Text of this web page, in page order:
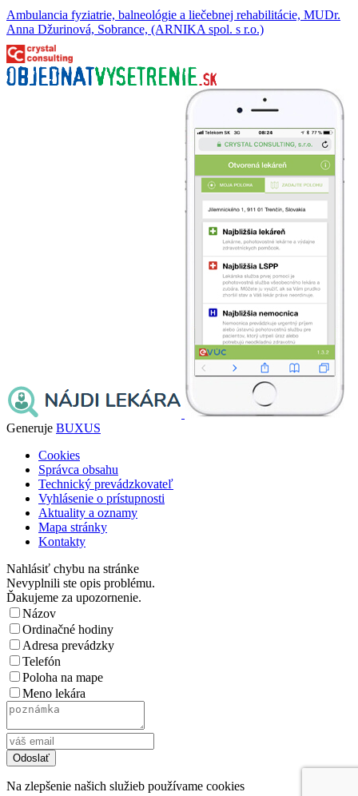
Ambulancia fyziatrie, balneológie a liečebnej rehabilitácie, MUDr.
Anna Džurinová, Sobrance, (ARNIKA spol. s r.o.)
Generuje BUXUS
Cookies
Správca obsahu
Technický prevádzkovateľ
Vyhlásenie o prístupnosti
Aktuality a oznamy
Mapa stránky
Kontakty
Nahlásiť chybu na stránke
Nevyplnili ste opis problému.
Ďakujeme za upozornenie.
Názov
Ordinačné hodiny
Adresa prevádzky
Telefón
Poloha na mape
Meno lekára
Na zlepšenie našich služieb používame cookies